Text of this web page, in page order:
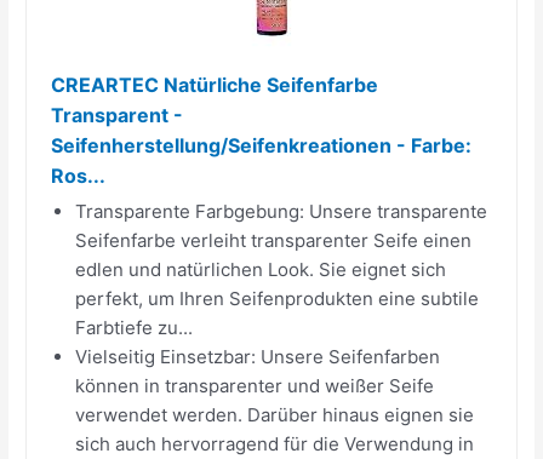
CREARTEC Natürliche Seifenfarbe
Transparent -
Seifenherstellung/Seifenkreationen - Farbe:
Ros...
Transparente Farbgebung: Unsere transparente
Seifenfarbe verleiht transparenter Seife einen
edlen und natürlichen Look. Sie eignet sich
perfekt, um Ihren Seifenprodukten eine subtile
Farbtiefe zu...
Vielseitig Einsetzbar: Unsere Seifenfarben
können in transparenter und weißer Seife
verwendet werden. Darüber hinaus eignen sie
sich auch hervorragend für die Verwendung in